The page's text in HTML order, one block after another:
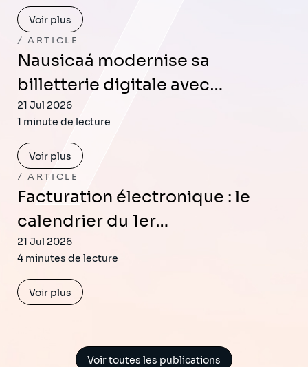
Voir plus
ARTICLE
Nausicaá modernise sa
billetterie digitale avec…
21 Jul 2026
1 minute de lecture
Voir plus
ARTICLE
Facturation électronique : le
calendrier du 1er…
21 Jul 2026
4 minutes de lecture
Voir plus
Voir toutes les publications